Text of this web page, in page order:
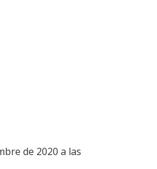
de 2020 a las